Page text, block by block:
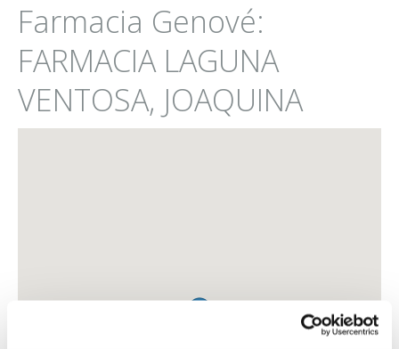
Farmacia Genové:
FARMACIA LAGUNA
VENTOSA, JOAQUINA